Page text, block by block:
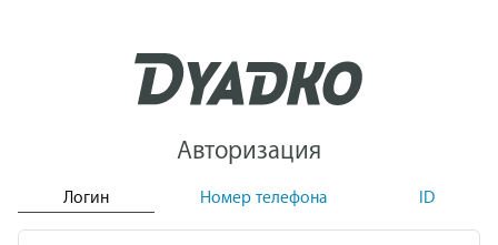
Авторизация
Логин Номер телефона ID